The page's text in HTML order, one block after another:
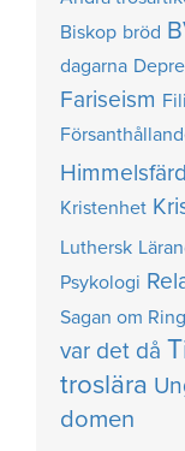
Biskop bröd
dagarna
Fariseism
Kristenhet
Luthersk
Psykologi
Sagan om
var det då
troslära
domen